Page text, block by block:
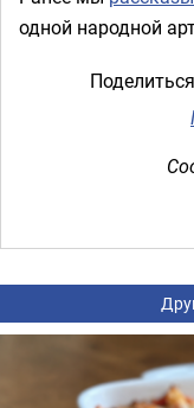
одной народной